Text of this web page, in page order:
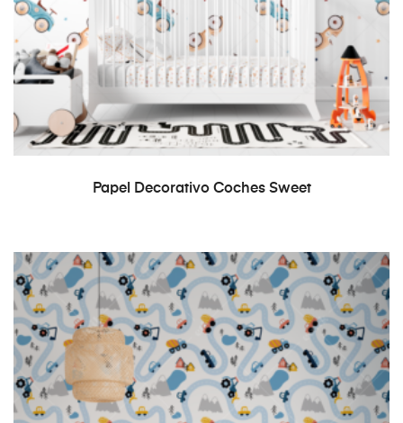
READ MORE
Papel Decorativo Coches Sweet